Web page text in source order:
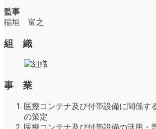
監事
稲垣 富之
組 織
事 業
医療コンテナ及び付帯設備に関係す
の策定